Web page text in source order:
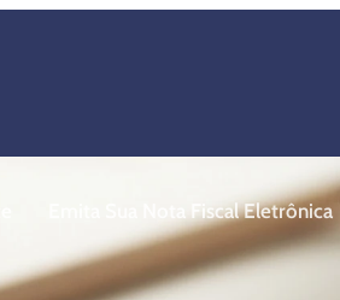
Emita Sua Nota Fiscal Eletrônica